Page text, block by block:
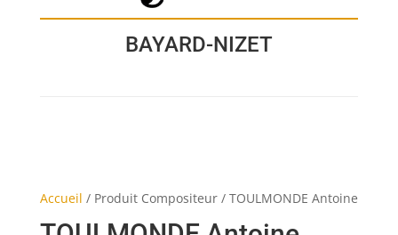
BAYARD-NIZET
Accueil / Produit Compositeur/ TOULMONDE Antoine